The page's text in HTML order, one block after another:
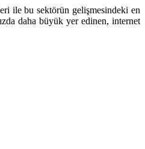
ile bu sektörün gelişmesindeki en
daha büyük yer edinen, internet